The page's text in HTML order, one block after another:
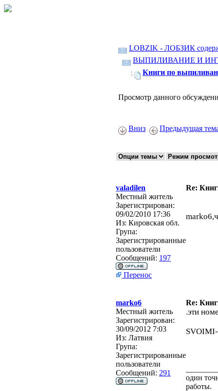
LOBZIK - ЛОБЗИК
ВЫПИЛИВАНИЕ И
Книги по
Просмотр данного
Вниз Предыдущая
valadilen
Re:
Местный житель
Зарегистрирован:
09/02/2010 17:36
Из: Кировская обл.
Група:
Зарегистрированные
пользователи
Сообщений: 197
Перенос
marko6
Re:
Местный житель
Зарегистрирован:
30/09/2012 7:03
Из: Латвия
Група:
Зарегистрированные
пользователи
Сообщений: 291
.эти
один
работы.